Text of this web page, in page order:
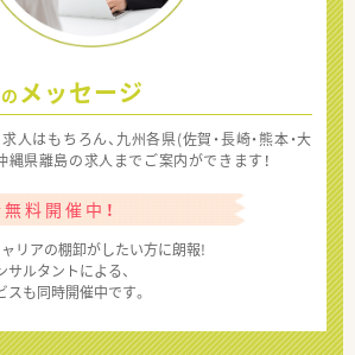
メッセージ
人はもちろん、九州各県(佐賀・長崎・熊本・大
縄県離島の求人までご案内ができます！
料開催中！
リアの棚卸がしたい方に朗報!
ルタントによる、
も同時開催中です。